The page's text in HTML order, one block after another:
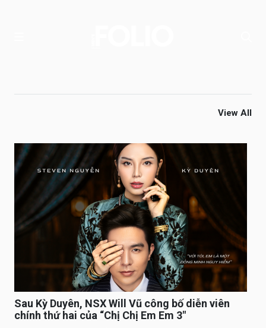
View All
Sau Kỳ Duyên, NSX Will Vũ công bố diễn viên
chính thứ hai của “Chị Chị Em Em 3″